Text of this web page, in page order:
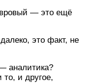
— это ещё
это факт, не
аналитика?
и другое,